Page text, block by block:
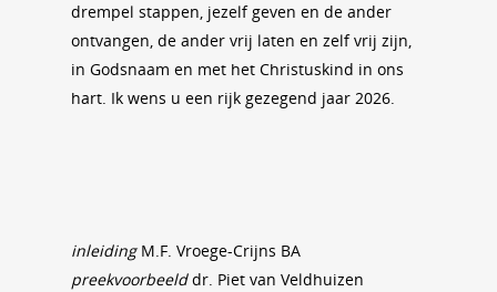
drempel stappen, jezelf geven en de ander
ontvangen, de ander vrij laten en zelf vrij zijn,
in Godsnaam en met het Christuskind in ons
hart. Ik wens u een rijk gezegend jaar 2026.
inleiding M.F. Vroege-Crijns BA
preekvoorbeelddr. Piet van Veldhuizen